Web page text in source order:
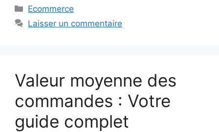
Catégories
Ecommerce
Laisser un commentaire
Valeur moyenne des
commandes : Votre
guide complet